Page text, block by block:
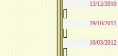
13/12/2010
19/10/2011
10/03/2012